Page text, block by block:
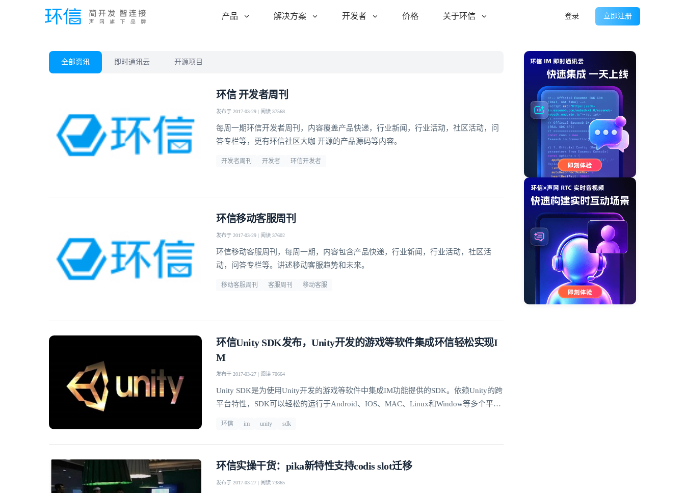
产品 解决方案 开发者 价格 关于环信 登录 立即注册
全部资讯 即时通讯云 开源项目
环信 开发者周刊
发布于 2017-03-29 | 阅读 37568
每周一期环信开发者周刊，内容覆盖产品快递，行业新闻，行业活动，社区活动，问
答专栏等，更有环信社区大咖 开源的产品源码等内容。
开发者周刊 开发者 环信开发者
环信移动客服周刊
发布于 2017-03-29 | 阅读 37602
环信移动客服周刊，每周一期，内容包含产品快递，行业新闻，行业活动，社区活
动，问答专栏等。讲述移动客服趋势和未来。
移动客服周刊 客服周刊 移动客服
环信Unity SDK发布，Unity开发的游戏等软件集成环信轻松实现I
M
发布于 2017-03-27 | 阅读 70664
Unity SDK是为使用Unity开发的游戏等软件中集成IM功能提供的SDK。依赖Unity的跨
平台特性，SDK可以轻松的运行于Android、IOS、MAC、Linux和Window等多个平台
环信 im unity sdk
环信实操干货：pika新特性支持codis slot迁移
发布于 2017-03-27 | 阅读 73865